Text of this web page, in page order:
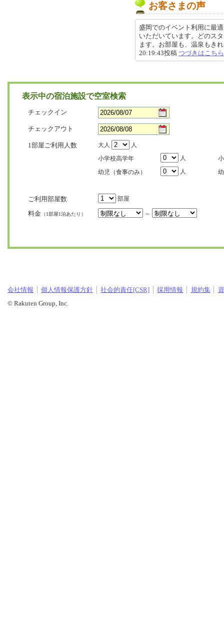
お客さまの声
盛岡でのイベント利用に最
いただいています。どのス
ます。お部屋も、温泉もき
20:19:43投稿 つづきはこちら
表示中の宿泊施設で空室検索
チェックイン
チェックアウト
1部屋ご利用人数 大人
人
小学校高学年
人
幼児（食事のみ）
人
ご利用部屋数 部屋
料金 （1部屋1泊あたり） ～
会社情報 個人情報保護方針 社会的責任[CSR] 採用情報 規約集
© Rakuten Group, Inc.